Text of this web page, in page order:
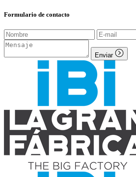
Formulario de contacto
Enviar